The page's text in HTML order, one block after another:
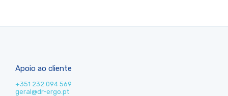
Apoio ao cliente
+351 232 094 569
geral@dr-ergo.pt